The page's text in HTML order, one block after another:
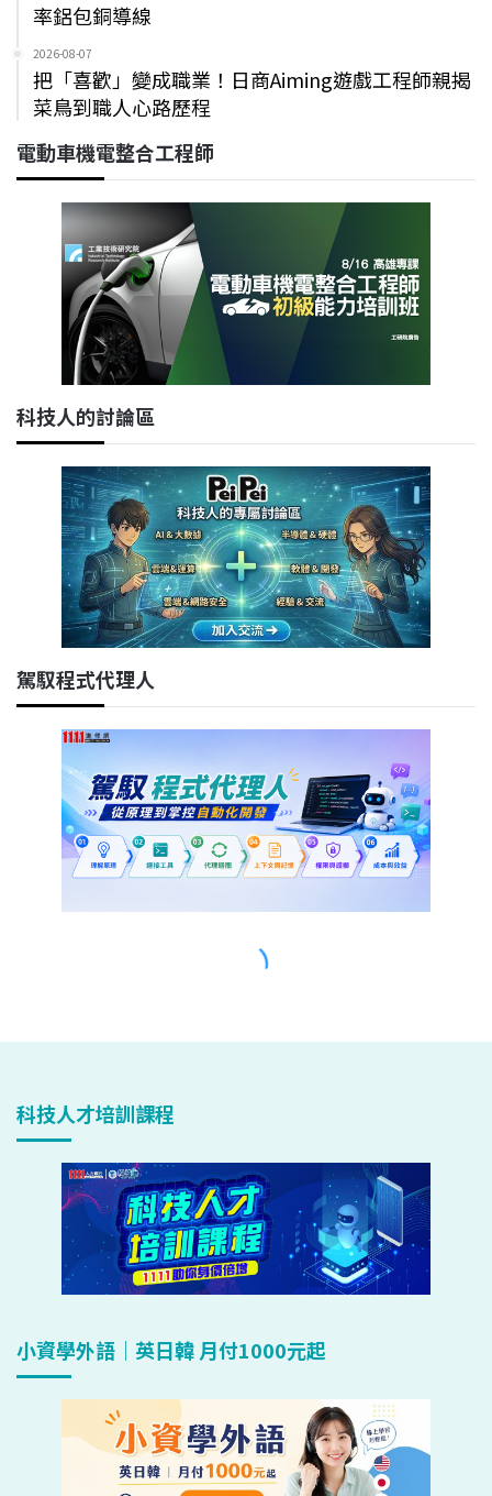
科技人才培訓課程
小資學外語｜英日韓 月付1000元起